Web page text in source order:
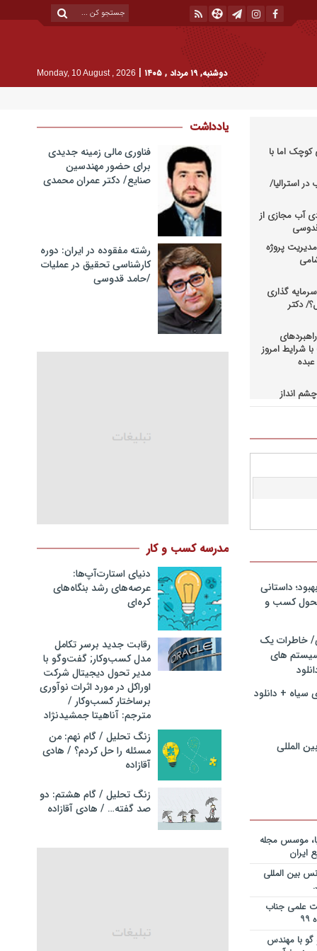
دوشنبه, ۱۹ مرداد , ۱۴۰۵ |
Monday, 10 August , 2026
اما با
استرالیا/
آب مجازی از
پروژه
گذاری
دکتر
شرایط امروز
انداز
فایل
فرایند
فایل
فایل
قراردادها
نوبل
قراردادها
نوبل
فایل
قراردادها
نوبل
در
کارخانه
در خصوص
از کجا
فایل
و دکتر
– برنامه
داستانی
تحول کسب و
خاطرات یک
های
سیاه + دانلود
المللی
موسس مجله
ایران
بین المللی
علمی جناب
با مهندس
یادداشت
فناوری مالی زمینه جدیدی
برای حضور مهندسین
صنایع/ دکتر عمران محمدی
رشته مفقوده در ایران: دوره
کارشناسی تحقیق در عملیات
/حامد قدوسی
مدرسه کسب و کار
دنیای استارت‌آپ‌ها:
عرصه‌های رشد بنگاه‌های
کره‌ای‌
رقابت جدید برسر تکامل
مدل کسب‌و‌کار; گفت‌وگو با
مدیر تحول دیجیتال شرکت
اوراکل در مورد اثرات نوآوری
برساختار کسب‌وکار /
مترجم: آناهیتا جمشیدنژاد
زنگ تحلیل / گام نهم: من
مسئله را حل کردم؟ / هادی
آقازاده
زنگ تحلیل / گام هشتم: دو
صد گفته… / هادی آقازاده